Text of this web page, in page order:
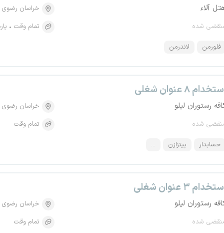
آلاء
شده
خراسان رضوی
تمام وقت
فلورمن لاندرمن
۸ عنوان شغلی
رستوران لیلو
شده
خراسان رضوی
تمام وقت
حسابدار پیتزازن ...
۳ عنوان شغلی
رستوران لیلو
شده
خراسان رضوی
تمام وقت